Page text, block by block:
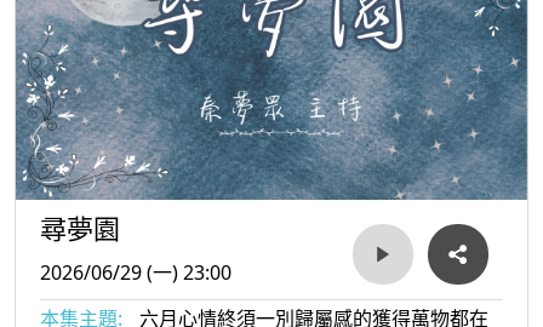
尋夢園
2026/06/29 (一) 23:00
本集主題:
六月心情終須一別歸屬感的獲得萬物都在